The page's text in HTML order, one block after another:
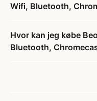
Wifi, Bluetooth,
Hvor kan jeg købe
Bluetooth,